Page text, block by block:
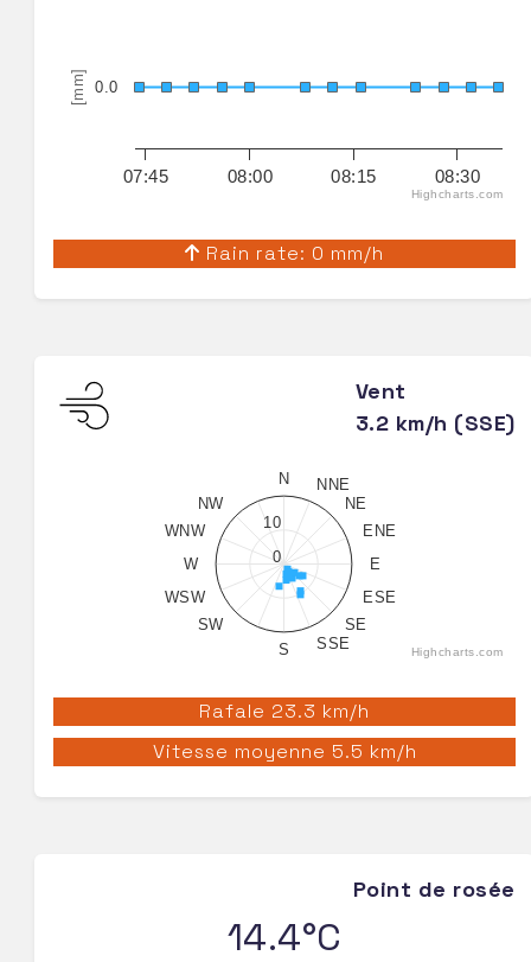
[mm]
07:45 08:00 08:15 08:30
0.0
Highcharts.com
Rain rate: 0 mm/h
Vent
3.2 km/h (SSE)
N
NNE
NE
ENE
E
ESE
SE
SSE
S
SW
WSW
W
WNW
NW
0
10
Highcharts.com
Rafale 23.3 km/h
Vitesse moyenne 5.5 km/h
Point de rosée
14.4°C